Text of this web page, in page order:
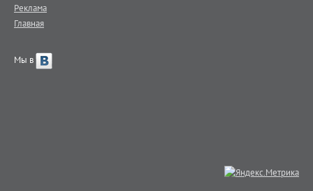
Реклама
Главная
Мы в